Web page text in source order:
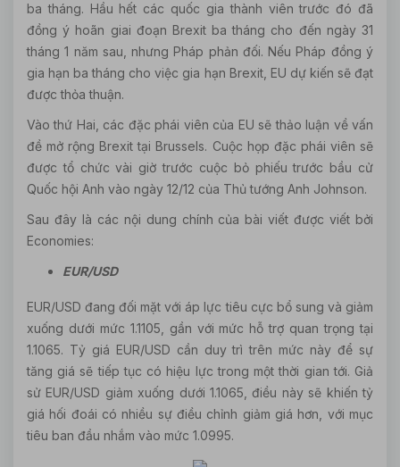
ba tháng. Hầu hết các quốc gia thành viên trước đó đã
đồng ý hoãn giai đoạn Brexit ba tháng cho đến ngày 31
tháng 1 năm sau, nhưng Pháp phản đối. Nếu Pháp đồng ý
gia hạn ba tháng cho việc gia hạn Brexit, EU dự kiến sẽ đạt
được thỏa thuận.
Vào thứ Hai, các đặc phái viên của EU sẽ thảo luận về vấn
đề mở rộng Brexit tại Brussels. Cuộc họp đặc phái viên sẽ
được tổ chức vài giờ trước cuộc bỏ phiếu trước bầu cử
Quốc hội Anh vào ngày 12/12 của Thủ tướng Anh Johnson.
Sau đây là các nội dung chính của bài viết được viết bởi
Economies:
EUR/USD
EUR/USD đang đối mặt với áp lực tiêu cực bổ sung và giảm
xuống dưới mức 1.1105, gần với mức hỗ trợ quan trọng tại
1.1065. Tỷ giá EUR/USD cần duy trì trên mức này để sự
tăng giá sẽ tiếp tục có hiệu lực trong một thời gian tới. Giả
sử EUR/USD giảm xuống dưới 1.1065, điều này sẽ khiến tỷ
giá hối đoái có nhiều sự điều chỉnh giảm giá hơn, với mục
tiêu ban đầu nhắm vào mức 1.0995.